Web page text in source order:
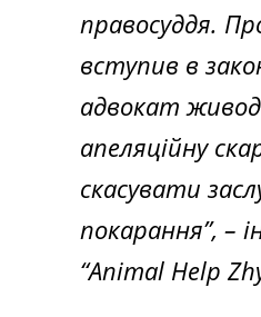
правосуддя.
вступив в
адвокат
апеляційну
скасувати
покарання”, –
“Animal Help